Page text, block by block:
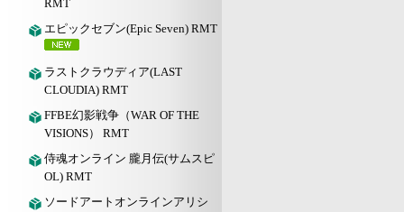
RMT
エピックセブン(Epic Seven) RMT
ラストクラウディア(LAST
CLOUDIA) RMT
FFBE幻影戦争（WAR OF THE
VISIONS） RMT
侍魂オンライン 朧月伝(サムスピ
OL) RMT
ソードアートオンラインアリシ